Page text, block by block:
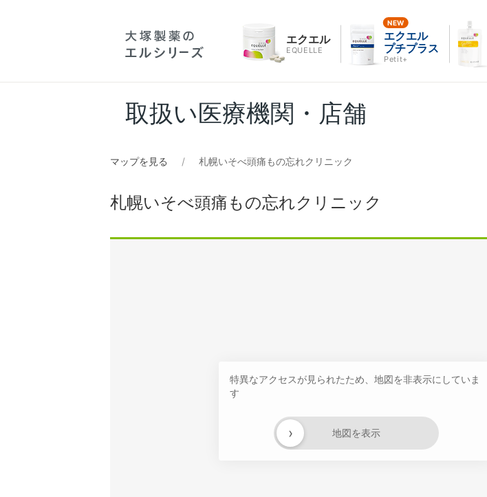
エクエル
EQUELLE
エクエル
プチプラス
Petit+
取扱い医療機関・店舗
マップを見る 札幌いそべ頭痛もの忘れクリニック
札幌いそべ頭痛もの忘れクリニック
特異なアクセスが見られたため、地図を非表示にしていま
す
地図を表示
›